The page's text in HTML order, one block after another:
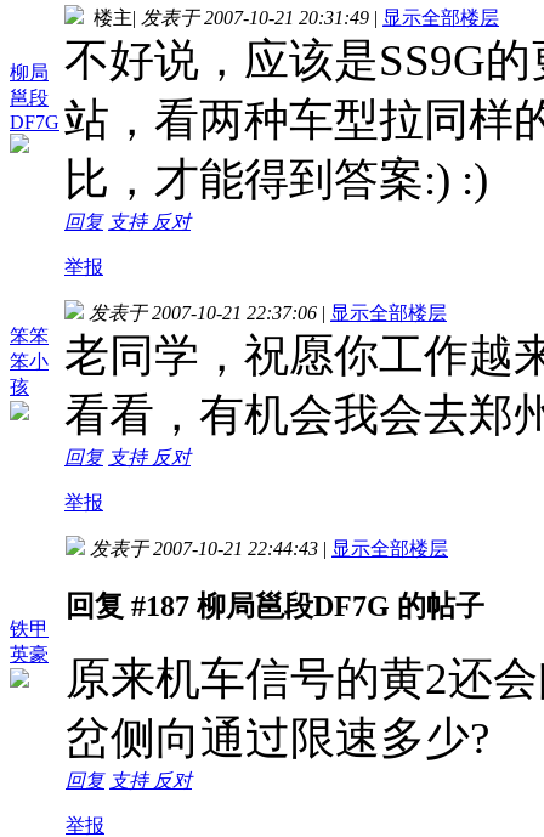
柳局
邕段
DF7G
楼主| 发表于 2007-10-21 20:31:49 | 显示全部楼层
不好说，应该是SS9G
站，看两种车型拉同样
比，才能得到答案:) :)
回复 支持 反对
举报
笨笨
笨小
孩
发表于 2007-10-21 22:37:06 | 显示全部楼层
老同学，祝愿你工作越
看看，有机会我会去郑
回复 支持 反对
举报
铁甲
英豪
发表于 2007-10-21 22:44:43 | 显示全部楼层
回复 #187 柳局邕段DF7G 的帖子
原来机车信号的黄2还
岔侧向通过限速多少?
回复 支持 反对
举报